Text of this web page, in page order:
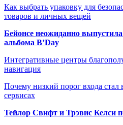
Как выбрать упаковку для
товаров и личных вещей
Бейонсе неожиданно
альбома B’Day
Интегративные центры
навигация
Почему низкий порог входа
сервисах
Тейлор Свифт и Трэвис Келси